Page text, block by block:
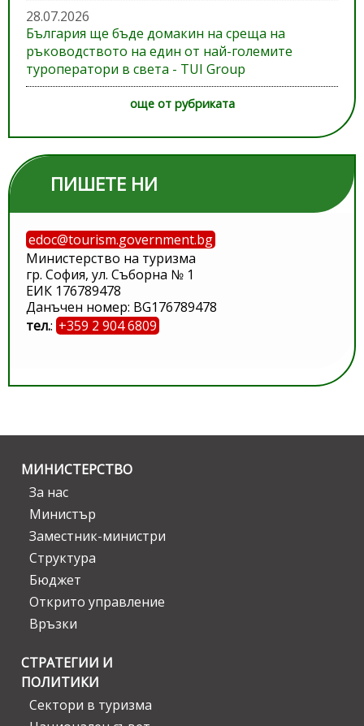
28.07.2026
България ще бъде домакин на среща на
ръководството на един от най-големите
туроператори в света - TUI Group
още от рубриката
ПИШЕТЕ НИ
edoc@tourism.government.bg
Министерство на туризма
гр. София, ул. Съборна № 1
ЕИК 176789478
Данъчен номер: BG176789478
тел.: +359 2 904 6809
МИНИСТЕРСТВО
За нас
Министър
Заместник-министри
Структура
Бюджет
Открито управление
Връзки
СТРАТЕГИИ И
ПОЛИТИКИ
Сектори в туризма